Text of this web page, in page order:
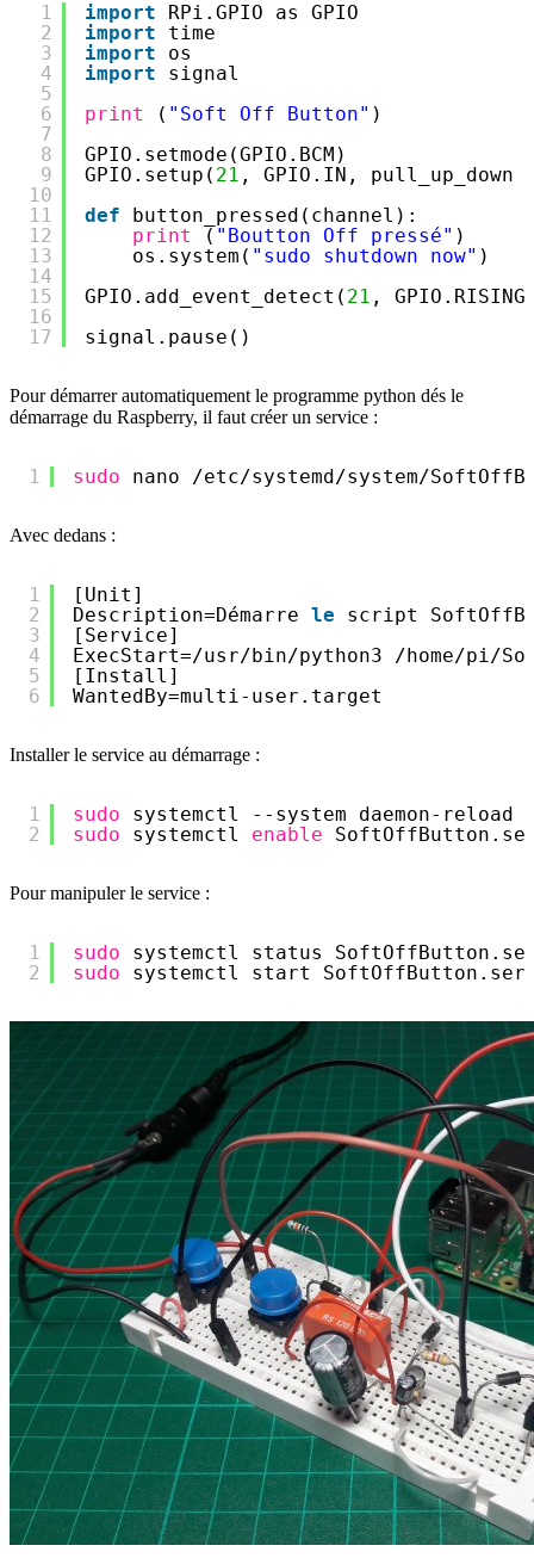
1
2
3
4
5
6
7
8
9
10
11
12
13
14
15
16
17
import
RPi.GPIO as GPIO
import
time
import
os
import
signal
print
( "Soft Off Button" )
GPIO.setmode(GPIO.BCM)
GPIO.setup( 21 , GPIO.IN, pull_up_down
def
button_pressed(channel):
print
( "Boutton Off pressé" )
os.system( "sudo shutdown now" )
GPIO.add_event_detect( 21 ,
signal.pause()
Pour démarrer automatiquement le programme python dés le
démarrage du Raspberry, il faut créer un service :
1 sudo nano /etc/systemd/system/
Avec dedans :
1
2
3
4
5
6
[Unit]
Description=Démarre le
script
[Service]
ExecStart=/usr/bin/python3
/home/pi/
[Install]
WantedBy=multi-user.target
Installer le service au démarrage :
1
2
sudo
systemctl --system daemon-reload
sudo
systemctl enable
Pour manipuler le service :
1
2
sudo
systemctl status
sudo
systemctl start